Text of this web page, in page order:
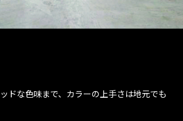
ドな色味まで、カラーの上手さは地元でも